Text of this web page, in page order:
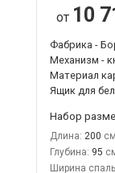
от 10
Фабрика -
Механизм -
Материал
Ящик для
Набор
Длина: 200
Глубина: 95
Ширина